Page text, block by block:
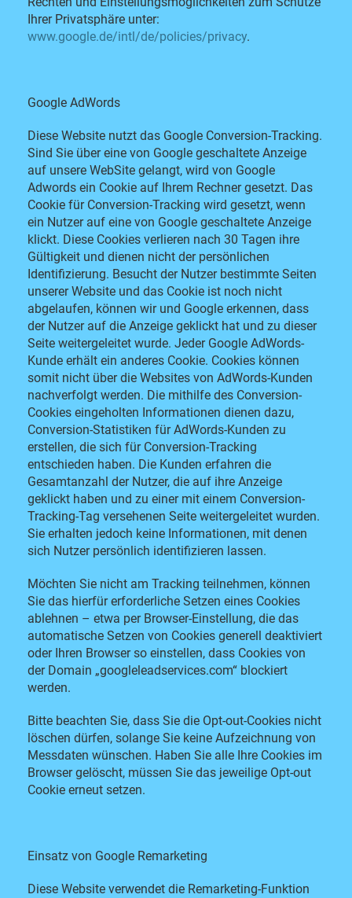
Ihrer Privatsphäre unter:
www.google.de/intl/de/policies/privacy.
Google AdWords
Diese Website nutzt das Google Conversion-Tracking.
Sind Sie über eine von Google geschaltete Anzeige
auf unsere WebSite gelangt, wird von Google
Adwords ein Cookie auf Ihrem Rechner gesetzt. Das
Cookie für Conversion-Tracking wird gesetzt, wenn
ein Nutzer auf eine von Google geschaltete Anzeige
klickt. Diese Cookies verlieren nach 30 Tagen ihre
Gültigkeit und dienen nicht der persönlichen
Identifizierung. Besucht der Nutzer bestimmte Seiten
unserer Website und das Cookie ist noch nicht
abgelaufen, können wir und Google erkennen, dass
der Nutzer auf die Anzeige geklickt hat und zu dieser
Seite weitergeleitet wurde. Jeder Google AdWords-
Kunde erhält ein anderes Cookie. Cookies können
somit nicht über die Websites von AdWords-Kunden
nachverfolgt werden. Die mithilfe des Conversion-
Cookies eingeholten Informationen dienen dazu,
Conversion-Statistiken für AdWords-Kunden zu
erstellen, die sich für Conversion-Tracking
entschieden haben. Die Kunden erfahren die
Gesamtanzahl der Nutzer, die auf ihre Anzeige
geklickt haben und zu einer mit einem Conversion-
Tracking-Tag versehenen Seite weitergeleitet wurden.
Sie erhalten jedoch keine Informationen, mit denen
sich Nutzer persönlich identifizieren lassen.
Möchten Sie nicht am Tracking teilnehmen, können
Sie das hierfür erforderliche Setzen eines Cookies
ablehnen – etwa per Browser-Einstellung, die das
automatische Setzen von Cookies generell deaktiviert
oder Ihren Browser so einstellen, dass Cookies von
der Domain „googleleadservices.com“ blockiert
werden.
Bitte beachten Sie, dass Sie die Opt-out-Cookies nicht
löschen dürfen, solange Sie keine Aufzeichnung von
Messdaten wünschen. Haben Sie alle Ihre Cookies im
Browser gelöscht, müssen Sie das jeweilige Opt-out
Cookie erneut setzen.
Einsatz von Google Remarketing
Diese Website verwendet die Remarketing-Funktion